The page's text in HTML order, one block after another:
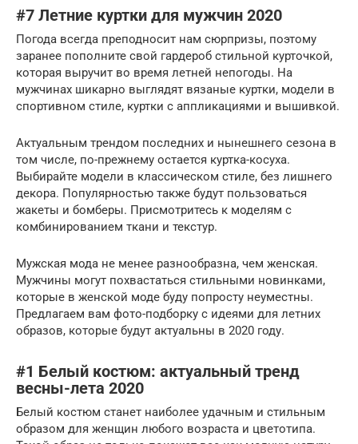
#7 Летние куртки для мужчин 2020
Погода всегда преподносит нам сюрпризы, поэтому
заранее пополните свой гардероб стильной курточкой,
которая выручит во время летней непогоды. На
мужчинах шикарно выглядят вязаные куртки, модели в
спортивном стиле, куртки с аппликациями и вышивкой.
Актуальным трендом последних и нынешнего сезона в
том числе, по-прежнему остается куртка-косуха.
Выбирайте модели в классическом стиле, без лишнего
декора. Популярностью также будут пользоваться
жакеты и бомберы. Присмотритесь к моделям с
комбинированием ткани и текстур.
Мужская мода не менее разнообразна, чем женская.
Мужчины могут похвастаться стильными новинками,
которые в женской моде буду попросту неуместны.
Предлагаем вам фото-подборку с идеями для летних
образов, которые будут актуальны в 2020 году.
#1 Белый костюм: актуальный тренд
весны-лета 2020
Белый костюм станет наиболее удачным и стильным
образом для женщин любого возраста и цветотипа.